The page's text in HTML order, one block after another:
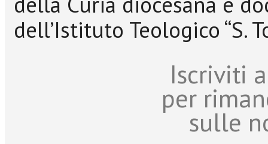
dell’Istituto Teologico “S.
Iscriviti
per
sulle